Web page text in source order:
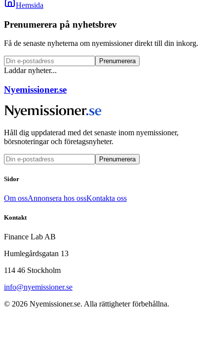
Hemsida
Prenumerera på nyhetsbrev
Få de senaste nyheterna om nyemissioner direkt till din inkorg.
Prenumerera
Laddar nyheter...
Nyemissioner.se
Håll dig uppdaterad med det senaste inom nyemissioner,
börsnoteringar och företagsnyheter.
Prenumerera
Sidor
Om ossAnnonsera hos ossKontakta oss
Kontakt
Finance Lab AB
Humlegårdsgatan 13
114 46 Stockholm
info@nyemissioner.se
© 2026 Nyemissioner.se. Alla rättigheter förbehållna.